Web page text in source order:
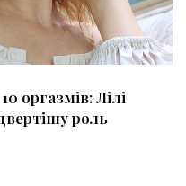
про дебют у «Мавці»,